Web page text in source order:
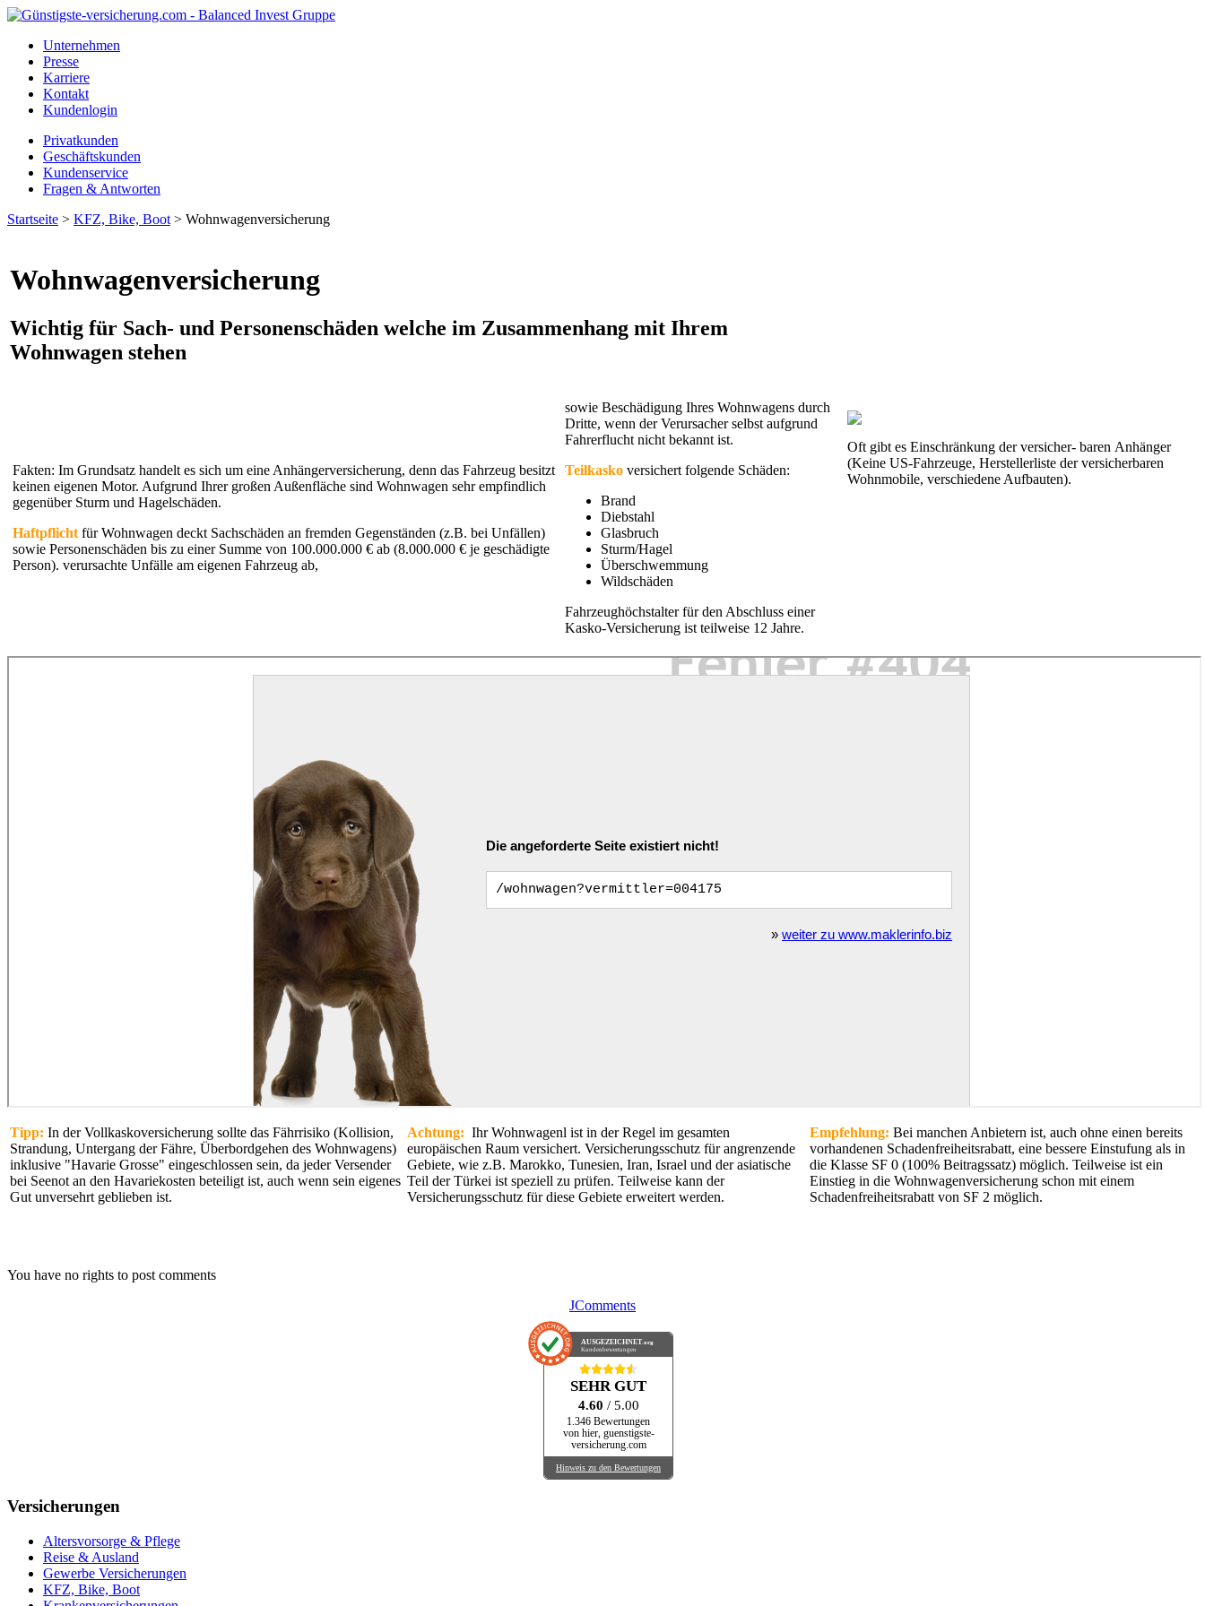
Unternehmen
Presse
Karriere
Kontakt
Kundenlogin
Privatkunden
Geschäftskunden
Kundenservice
Fragen & Antworten
Startseite > KFZ, Bike, Boot > Wohnwagenversicherung
Wohnwagenversicherung
Wichtig für Sach- und Personenschäden welche im Zusammenhang mit Ihrem
Wohnwagen stehen
Fakten: Im Grundsatz handelt es sich um eine Anhängerversicherung, denn das Fahrzeug besitzt
keinen eigenen Motor. Aufgrund Ihrer großen Außenfläche sind Wohnwagen sehr empfindlich
gegenüber Sturm und Hagelschäden.
Haftpflicht für Wohnwagen deckt Sachschäden an fremden Gegenständen (z.B. bei Unfällen)
sowie Personenschäden bis zu einer Summe von 100.000.000 € ab (8.000.000 € je geschädigte
Person). verursachte Unfälle am eigenen Fahrzeug ab,
sowie Beschädigung Ihres Wohnwagens durch
Dritte, wenn der Verursacher selbst aufgrund
Fahrerflucht nicht bekannt ist.
Teilkasko versichert folgende Schäden:
Brand
Diebstahl
Glasbruch
Sturm/Hagel
Überschwemmung
Wildschäden
Fahrzeughöchstalter für den Abschluss einer
Kasko-Versicherung ist teilweise 12 Jahre.
Oft gibt es Einschränkung der versicher- baren Anhänger
(Keine US-Fahrzeuge, Herstellerliste der versicherbaren
Wohnmobile, verschiedene Aufbauten).
Tipp: In der Vollkaskoversicherung sollte das Fährrisiko (Kollision,
Strandung, Untergang der Fähre, Überbordgehen des Wohnwagens)
inklusive "Havarie Grosse" eingeschlossen sein, da jeder Versender
bei Seenot an den Havariekosten beteiligt ist, auch wenn sein eigenes
Gut unversehrt geblieben ist.
Achtung: Ihr Wohnwagenl ist in der Regel im gesamten
europäischen Raum versichert. Versicherungsschutz für angrenzende
Gebiete, wie z.B. Marokko, Tunesien, Iran, Israel und der asiatische
Teil der Türkei ist speziell zu prüfen. Teilweise kann der
Versicherungsschutz für diese Gebiete erweitert werden.
Empfehlung: Bei manchen Anbietern ist, auch ohne einen bereits
vorhandenen Schadenfreiheitsrabatt, eine bessere Einstufung als in
die Klasse SF 0 (100% Beitragssatz) möglich. Teilweise ist ein
Einstieg in die Wohnwagenversicherung schon mit einem
Schadenfreiheitsrabatt von SF 2 möglich.
You have no rights to post comments
JComments
AUSGEZEICHNET.org
Kundenbewertungen
SEHR GUT
4.60 / 5.00
1.346 Bewertungen
von hier, guenstigste-
versicherung.com
Hinweis zu den Bewertungen
Versicherungen
Altersvorsorge & Pflege
Reise & Ausland
Gewerbe Versicherungen
KFZ, Bike, Boot